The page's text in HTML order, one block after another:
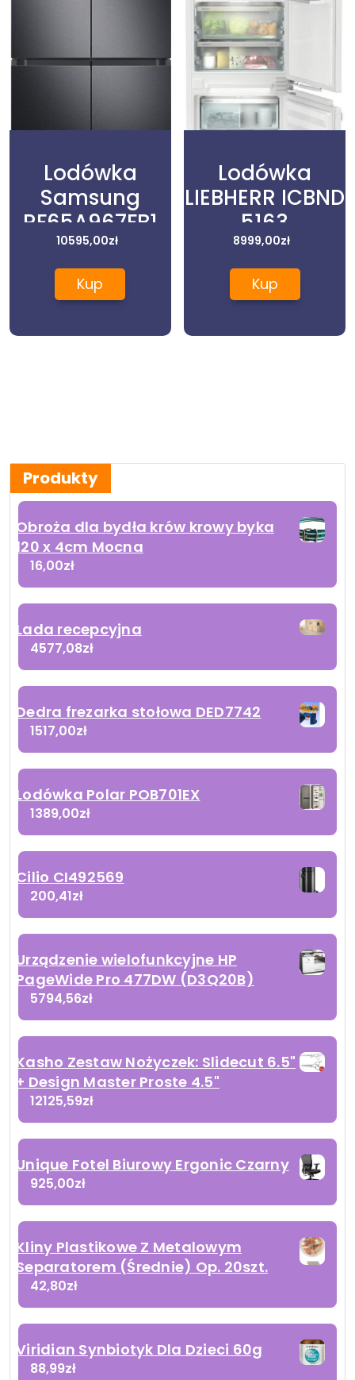
Lodówka
Samsung
RF65A967FB1
10595,00zł
Kup
Lodówka
LIEBHERR ICBND
5163
8999,00zł
Kup
Produkty
Obroża dla bydła krów krowy byka
120 x 4cm Mocna
16,00zł
Lada recepcyjna
4577,08zł
Dedra frezarka stołowa DED7742
1517,00zł
Lodówka Polar POB701EX
1389,00zł
Cilio CI492569
200,41zł
Urządzenie wielofunkcyjne HP
PageWide Pro 477DW (D3Q20B)
5794,56zł
Kasho Zestaw Nożyczek: Slidecut 6.5"
+ Design Master Proste 4.5"
12125,59zł
Unique Fotel Biurowy Ergonic Czarny
925,00zł
Kliny Plastikowe Z Metalowym
Separatorem (Średnie) Op. 20szt.
42,80zł
Viridian Synbiotyk Dla Dzieci 60g
88,99zł